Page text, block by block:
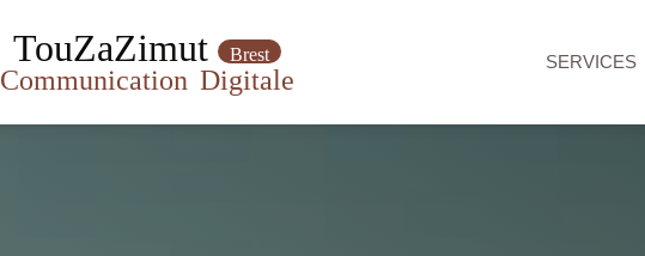
TouZaZimut Brest
Communication Digitale
SERVICES